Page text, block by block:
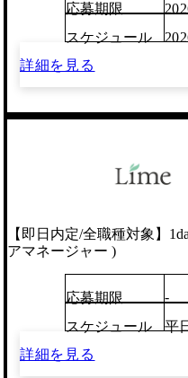
応募期限
スケジュール
詳細を見る
【即日内定/全職種対象】
アマネージャー )
応募期限
-
スケジュール
平
詳細を見る